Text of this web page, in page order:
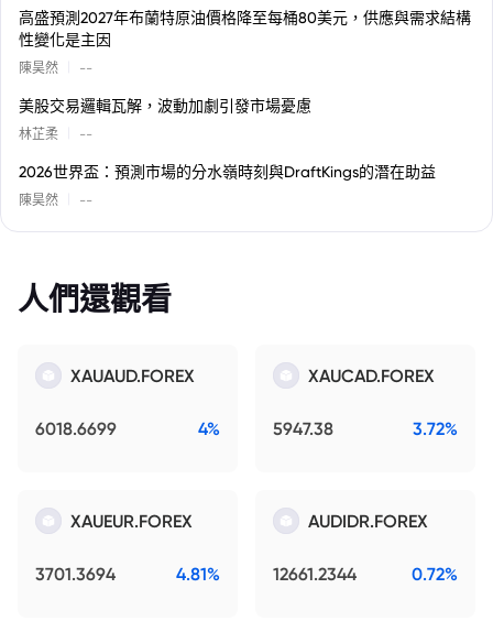
高盛預測2027年布蘭特原油價格降至每桶80美元，供應與需求結構
性變化是主因
陳昊然 --
美股交易邏輯瓦解，波動加劇引發市場憂慮
林芷柔 --
2026世界盃：預測市場的分水嶺時刻與DraftKings的潛在助益
陳昊然 --
人們還觀看
XAUAUD.FOREX
6018.6699 4%
XAUCAD.FOREX
5947.38 3.72%
XAUEUR.FOREX
3701.3694 4.81%
AUDIDR.FOREX
12661.2344 0.72%